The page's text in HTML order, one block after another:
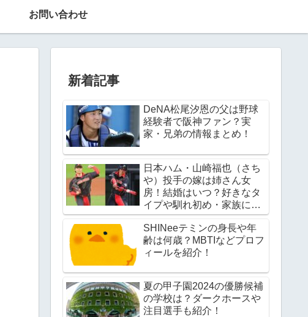
お問い合わせ
新着記事
DeNA松尾汐恩の父は野球
経験者で阪神ファン？実
家・兄弟の情報まとめ！
日本ハム・山崎福也（さち
や）投手の嫁は姉さん女
房！結婚はいつ？好きなタ
イプや馴れ初め・家族につ
いても紹介！
SHINeeテミンの身長や年
齢は何歳？MBTIなどプロフ
ィールを紹介！
夏の甲子園2024の優勝候補
の学校は？ダークホースや
注目選手も紹介！